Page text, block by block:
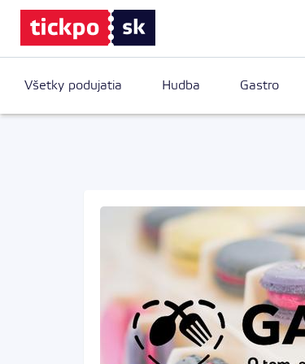
Všetky podujatia Hudba Gastro